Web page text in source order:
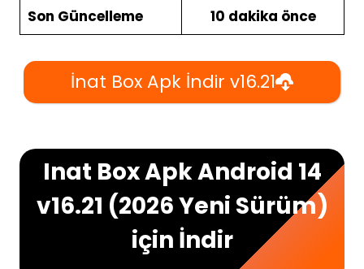
Son Güncelleme
10 dakika önce
İnat Box Apk İndir v16.21
Inat Box Apk Android 14
v16.21 (2026 Yeni Sürüm)
için İndir